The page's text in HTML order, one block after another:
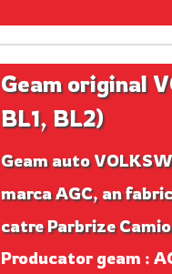
Geam original
BL1, BL2)
Geam auto
marca AGC, an
catre Parbrize
Producator geam :